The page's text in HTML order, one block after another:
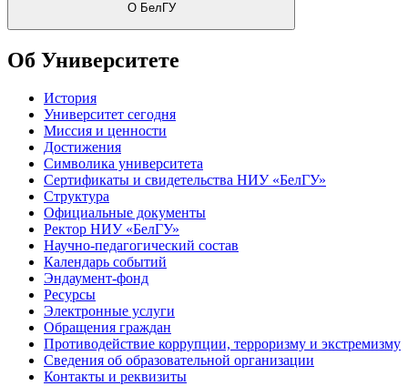
О БелГУ
Об Университете
История
Университет сегодня
Миссия и ценности
Достижения
Символика университета
Сертификаты и свидетельства НИУ «БелГУ»
Структура
Официальные документы
Ректор НИУ «БелГУ»
Научно-педагогический состав
Календарь событий
Эндаумент-фонд
Ресурсы
Электронные услуги
Обращения граждан
Противодействие коррупции, терроризму и экстремизму
Сведения об образовательной организации
Контакты и реквизиты